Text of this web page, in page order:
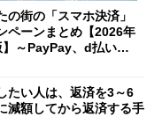
の街の「スマホ決済」
ペーンまとめ【2026年
～PayPay、d払い、a
たい人は、返済を3～6
減額してから返済する手